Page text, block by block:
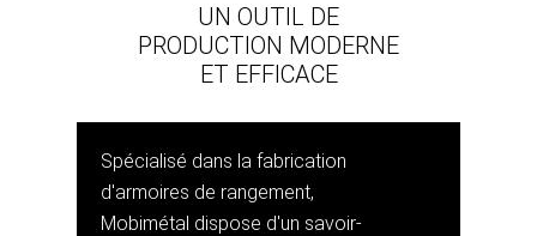
UN OUTIL DE
PRODUCTION MODERNE
ET EFFICACE
Spécialisé dans la fabrication
d'armoires de rangement,
Mobimétal dispose d'un savoir-